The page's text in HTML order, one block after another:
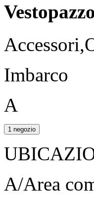
Vestopazzo
Imbarco
A
1 negozio
A/Area